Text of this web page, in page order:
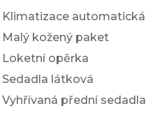
Klimatizace automatická
Malý kožený paket
Loketní opěrka
Sedadla látková
Vyhřívaná přední sedadla